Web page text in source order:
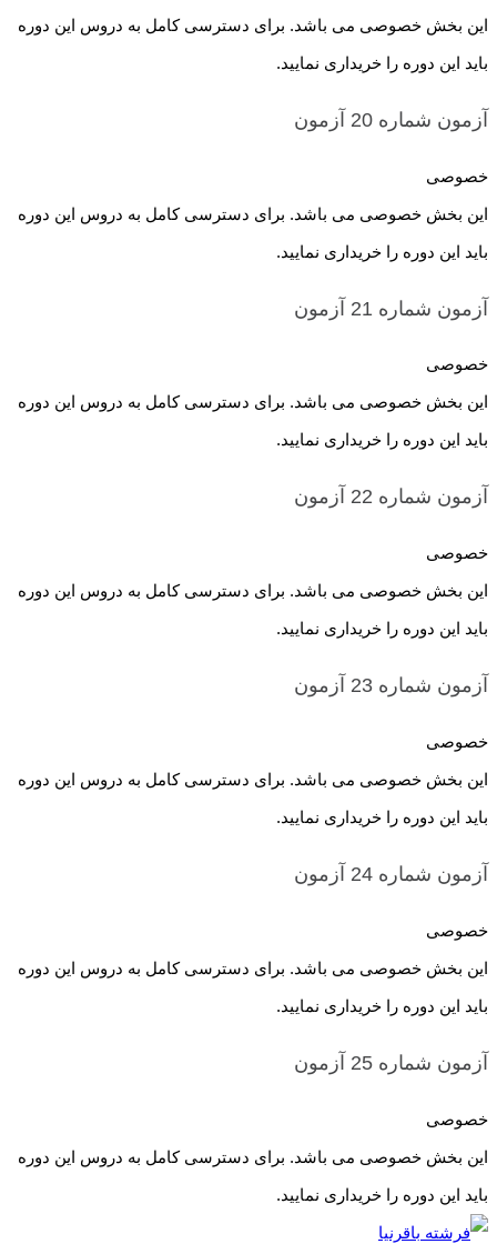
این بخش خصوصی می باشد. برای دسترسی کامل به دروس این دوره
باید این دوره را خریداری نمایید.
آزمون شماره 20 آزمون
خصوصی
این بخش خصوصی می باشد. برای دسترسی کامل به دروس این دوره
باید این دوره را خریداری نمایید.
آزمون شماره 21 آزمون
خصوصی
این بخش خصوصی می باشد. برای دسترسی کامل به دروس این دوره
باید این دوره را خریداری نمایید.
آزمون شماره 22 آزمون
خصوصی
این بخش خصوصی می باشد. برای دسترسی کامل به دروس این دوره
باید این دوره را خریداری نمایید.
آزمون شماره 23 آزمون
خصوصی
این بخش خصوصی می باشد. برای دسترسی کامل به دروس این دوره
باید این دوره را خریداری نمایید.
آزمون شماره 24 آزمون
خصوصی
این بخش خصوصی می باشد. برای دسترسی کامل به دروس این دوره
باید این دوره را خریداری نمایید.
آزمون شماره 25 آزمون
خصوصی
این بخش خصوصی می باشد. برای دسترسی کامل به دروس این دوره
باید این دوره را خریداری نمایید.